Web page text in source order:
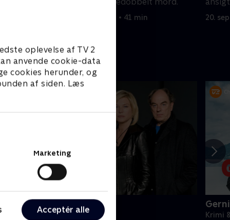
oplevelse af TV 2
anvende cookie-data
cookies herunder, og
af siden. Læs
Marketing
Acceptér alle
20. september 2022 • 41 min 20.
Fornyet mistanke
& Spænding • 1 sæsoner Krimi